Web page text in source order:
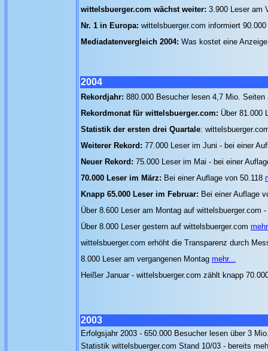
wittelsbuerger.com wächst weiter: 3.900 Leser am
Nr. 1 in Europa: wittelsbuerger.com informiert
Mediadatenvergleich 2004: Was kostet eine
2004
Rekordjahr: 880.000 Besucher lesen 4,7 Mio.
Rekordmonat für wittelsbuerger.com: Über 81.000
Statistik der ersten drei Quartale:
Weiterer Rekord: 77.000 Leser im Juni - bei einer
Neuer Rekord: 75.000 Leser im Mai - bei einer
70.000 Leser im März: Bei einer Auflage von 50.118
Knapp 65.000 Leser im Februar: Bei einer Auflage
Über 8.600 Leser am Montag auf wittelsbuerger.com
Über 8.000 Leser gestern auf wittelsbuerger.com
wittelsbuerger.com erhöht die Transparenz durch
8.000 Leser am vergangenen Montag mehr...
Heißer Januar - wittelsbuerger.com zählt knapp
2003
Erfolgsjahr 2003 - 650.000 Besucher lesen über 3
Statistik wittelsbuerger.com Stand 10/03 - bereits